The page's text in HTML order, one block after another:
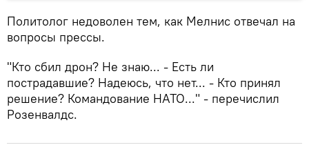
Политолог недоволен тем, как Мелнис отвечал на
вопросы прессы.
"Кто сбил дрон? Не знаю... - Есть ли
пострадавшие? Надеюсь, что нет... - Кто принял
решение? Командование НАТО..." - перечислил
Розенвалдс.